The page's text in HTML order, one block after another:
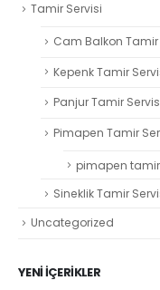
Tamir Servisi
Cam Balkon Tamir
Kepenk Tamir
Panjur Tamir
Pimapen Tamir
pimapen
Sineklik Tamir
Uncategorized
YENI İÇERIKLER